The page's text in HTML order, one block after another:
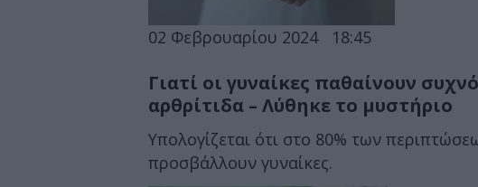
02 Φεβρουαρίου 2024 18:45
Γιατί οι γυναίκες παθαίνουν
αρθρίτιδα – Λύθηκε το μυστήριο
Υπολογίζεται ότι στο 80% των
προσβάλλουν γυναίκες.